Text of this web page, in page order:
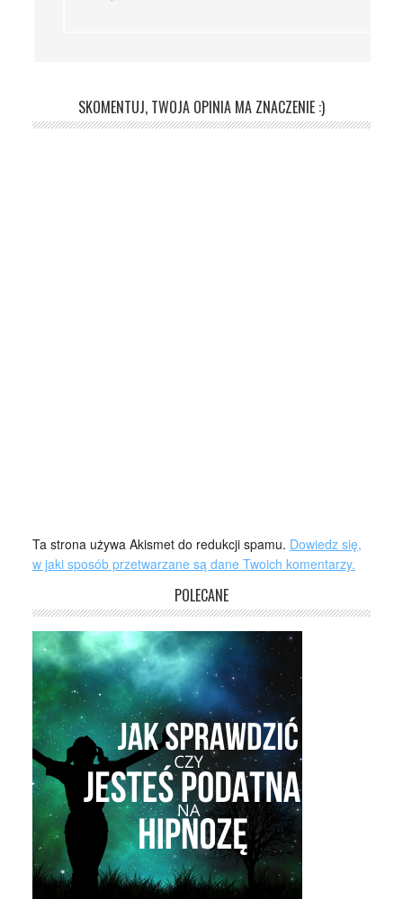
SKOMENTUJ, TWOJA OPINIA MA ZNACZENIE :)
Ta strona używa Akismet do redukcji spamu. Dowiedz się,
w jaki sposób przetwarzane są dane Twoich komentarzy.
POLECANE